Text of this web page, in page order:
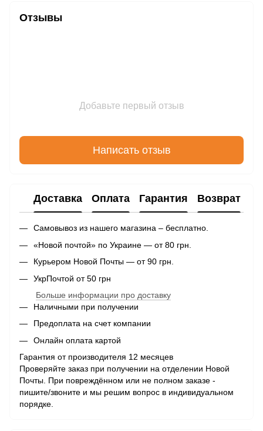
Отзывы
Добавьте первый отзыв
Написать отзыв
Доставка Оплата Гарантия Возврат
Самовывоз из нашего магазина – бесплатно.
«Новой почтой» по Украине — от 80 грн.
Курьером Новой Почты — от 90 грн.
УкрПочтой от 50 грн
Больше информации про доставку
Наличными при получении
Предоплата на счет компании
Онлайн оплата картой
Гарантия от производителя 12 месяцев
Проверяйте заказ при получении на отделении Новой
Почты. При повреждённом или не полном заказе -
пишите/звоните и мы решим вопрос в индивидуальном
порядке.